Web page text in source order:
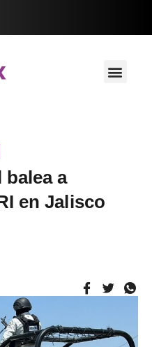
balea a
en Jalisco